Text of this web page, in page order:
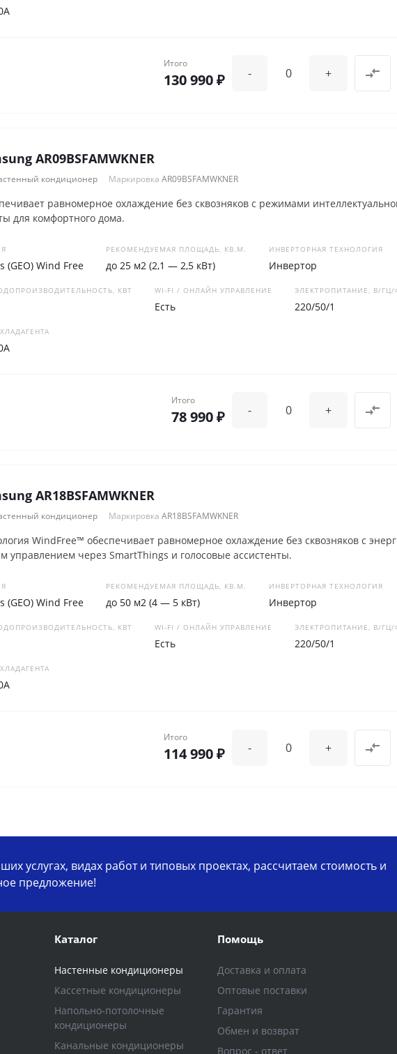
Итого
130 990 ₽ - +
AR09BSFAMWKNER
кондиционер Маркировка AR09BSFAMWKNER
равномерное охлаждение без сквозняков с режимами
для комфортного дома.
(GEO) Wind Free
РЕКОМЕНДУЕМАЯ ПЛОЩАДЬ, КВ.М.
до 25 м2 (2,1 — 2,5 кВт)
ИНВЕРТОРНАЯ ТЕХНОЛОГИЯ
Инвертор
КВТ WI-FI / ОНЛАЙН УПРАВЛЕНИЕ
Есть
ЭЛЕКТРОПИТАНИЕ, В/ГЦ/
220/50/1
Итого
78 990 ₽ - +
AR18BSFAMWKNER
кондиционер Маркировка AR18BSFAMWKNER
WindFree™ обеспечивает равномерное охлаждение без сквозняков с
управлением через SmartThings и голосовые ассистенты.
(GEO) Wind Free
РЕКОМЕНДУЕМАЯ ПЛОЩАДЬ, КВ.М.
до 50 м2 (4 — 5 кВт)
ИНВЕРТОРНАЯ ТЕХНОЛОГИЯ
Инвертор
КВТ WI-FI / ОНЛАЙН УПРАВЛЕНИЕ
Есть
ЭЛЕКТРОПИТАНИЕ, В/ГЦ/
220/50/1
Итого
114 990 ₽ - +
услугах, видах работ и типовых проектах, рассчитаем стоимость и
предложение!
Каталог
Настенные кондиционеры
Кассетные кондиционеры
Напольно-потолочные
кондиционеры
Канальные кондиционеры
Помощь
Доставка и оплата
Оптовые поставки
Гарантия
Обмен и возврат
Вопрос - ответ